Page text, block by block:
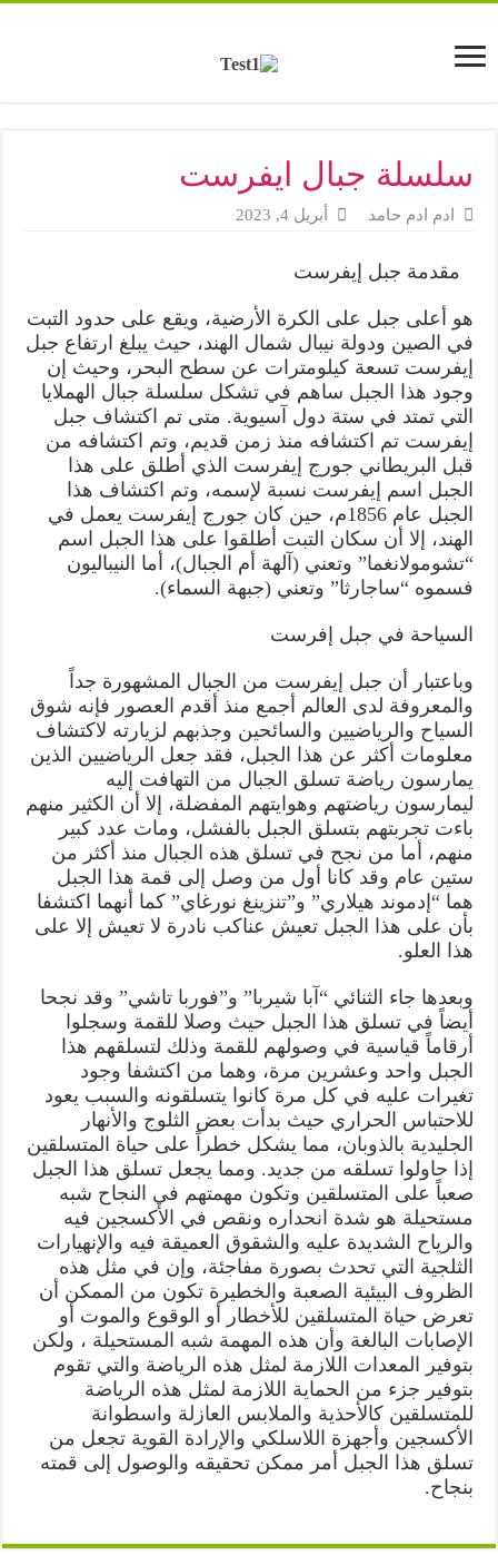
سلسلة جبال ايفرست
ادم ادم حامد أبريل 4, 2023
مقدمة جبل إيفرست
هو أعلى جبل على الكرة الأرضية، ويقع على حدود التبت
في الصين ودولة نيبال شمال الهند، حيث يبلغ ارتفاع جبل
إيفرست تسعة كيلومترات عن سطح البحر، وحيث إن
وجود هذا الجبل ساهم في تشكل سلسلة جبال الهملايا
التي تمتد في ستة دول آسيوية. متى تم اكتشاف جبل
إيفرست تم اكتشافه منذ زمن قديم، وتم اكتشافه من
قبل البريطاني جورج إيفرست الذي أطلق على هذا
الجبل اسم إيفرست نسبة لإسمه، وتم اكتشاف هذا
الجبل عام 1856م، حين كان جورج إيفرست يعمل في
الهند، إلا أن سكان التبت أطلقوا على هذا الجبل اسم
“تشومولانغما” وتعني (آلهة أم الجبال)، أما النيباليون
فسموه “ساجارثا” وتعني (جبهة السماء).
السياحة في جبل إفرست
وباعتبار أن جبل إيفرست من الجبال المشهورة جداً
والمعروفة لدى العالم أجمع منذ أقدم العصور فإنه شوق
السياح والرياضيين والسائحين وجذبهم لزيارته لاكتشاف
معلومات أكثر عن هذا الجبل، فقد جعل الرياضيين الذين
يمارسون رياضة تسلق الجبال من التهافت إليه
ليمارسون رياضتهم وهوايتهم المفضلة، إلا أن الكثير منهم
باءت تجربتهم بتسلق الجبل بالفشل، ومات عدد كبير
منهم، أما من نجح في تسلق هذه الجبال منذ أكثر من
ستين عام وقد كانا أول من وصل إلى قمة هذا الجبل
هما “إدموند هيلاري” و”تنزينغ نورغاي” كما أنهما اكتشفا
بأن على هذا الجبل تعيش عناكب نادرة لا تعيش إلا على
هذا العلو.
وبعدها جاء الثنائي “آبا شيربا” و”فوربا تاشي” وقد نجحا
أيضاً في تسلق هذا الجبل حيث وصلا للقمة وسجلوا
أرقاماً قياسية في وصولهم للقمة وذلك لتسلقهم هذا
الجبل واحد وعشرين مرة، وهما من اكتشفا وجود
تغيرات عليه في كل مرة كانوا يتسلقونه والسبب يعود
للاحتباس الحراري حيث بدأت بعض الثلوج والأنهار
الجليدية بالذوبان، مما يشكل خطراً على حياة المتسلقين
إذا حاولوا تسلقه من جديد. ومما يجعل تسلق هذا الجبل
صعباً على المتسلقين وتكون مهمتهم في النجاح شبه
مستحيلة هو شدة انحداره ونقص في الأكسجين فيه
والرياح الشديدة عليه والشقوق العميقة فيه والإنهيارات
الثلجية التي تحدث بصورة مفاجئة، وإن في مثل هذه
الظروف البيئية الصعبة والخطيرة تكون من الممكن أن
تعرض حياة المتسلقين للأخطار أو الوقوع والموت أو
الإصابات البالغة وأن هذه المهمة شبه المستحيلة ، ولكن
بتوفير المعدات اللازمة لمثل هذه الرياضة والتي تقوم
بتوفير جزء من الحماية اللازمة لمثل هذه الرياضة
للمتسلقين كالأحذية والملابس العازلة واسطوانة
الأكسجين وأجهزة اللاسلكي والإرادة القوية تجعل من
تسلق هذا الجبل أمر ممكن تحقيقه والوصول إلى قمته
بنجاح.